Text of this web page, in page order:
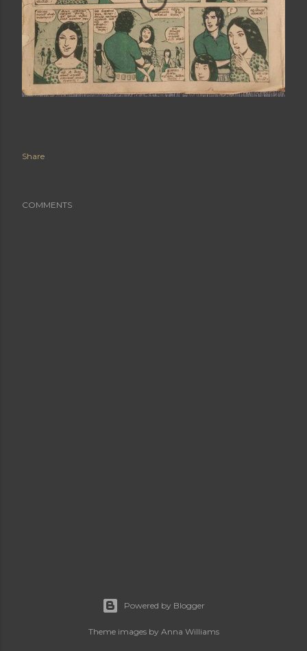
Share
COMMENTS
Powered by Blogger
Theme images by Anna Williams